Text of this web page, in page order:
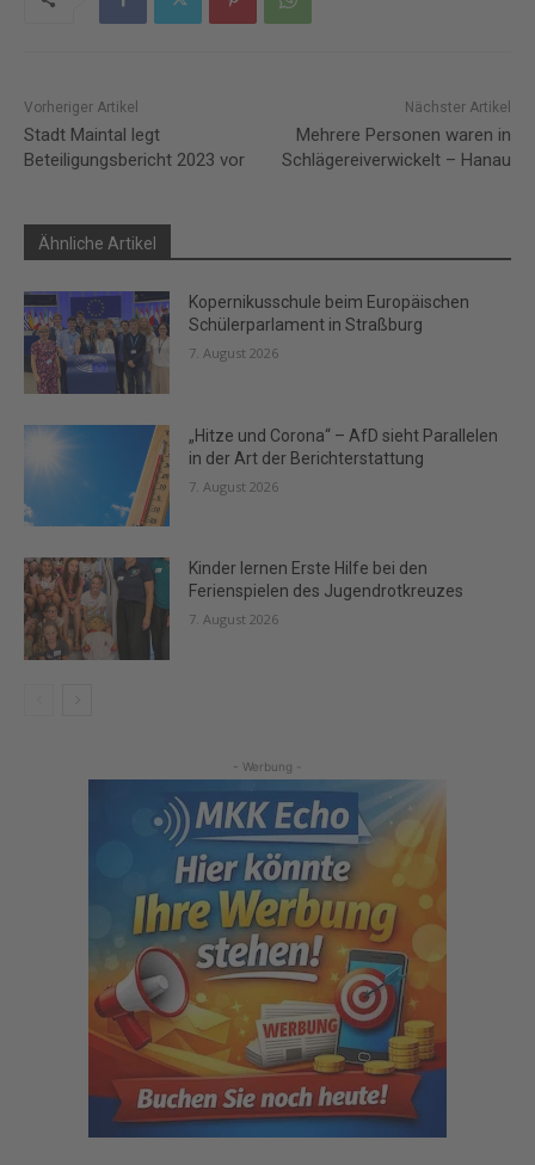
Vorheriger Artikel
Stadt Maintal legt
Beteiligungsbericht 2023 vor
Nächster Artikel
Mehrere Personen waren in
Schlägereiverwickelt – Hanau
Ähnliche Artikel
Kopernikusschule beim Europäischen
Schülerparlament in Straßburg
7. August 2026
„Hitze und Corona“ – AfD sieht Parallelen
in der Art der Berichterstattung
7. August 2026
Kinder lernen Erste Hilfe bei den
Ferienspielen des Jugendrotkreuzes
7. August 2026
- Werbung -